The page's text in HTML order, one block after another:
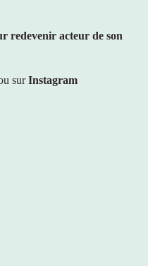
redevenir acteur de son
surInstagram